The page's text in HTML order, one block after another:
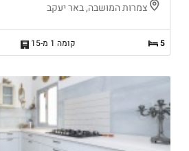
צמרות המושבה, באר יעקב
5 קומה 1 מ-15